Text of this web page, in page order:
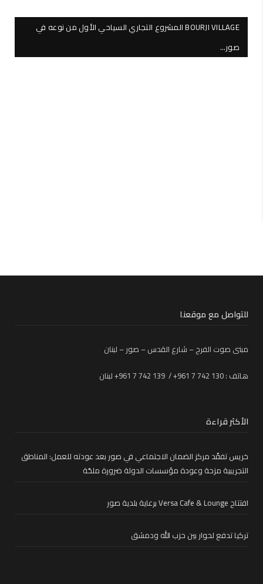
BOURJI VILLAGE المشروع التجاري السياحي الأول من نوعه في
صور…
للتواصل مع موقعنا
مبنى صوت الفرح – شارع القدس – صور – لبنان
هاتف : 130 742 7 961+ / 139 742 7 961+ لبنان
الأكثر قراءة
خريس تفقّد مركز الضمان الاجتماعي في صور بعد عودته للعمل: المناطق
التجريبية مزحة وعودة مؤسسات الدولة ضرورة ملحّة
افتتاح Versa Cafe & Lounge برعاية بلدية صور
تركيا تدفع لحوار بين حزب الله ودمشق